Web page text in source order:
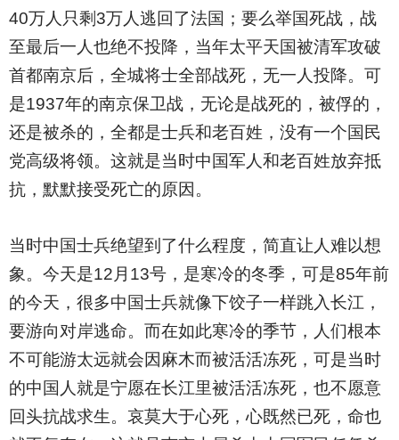
40万人只剩3万人逃回了法国；要么举国死战，战
至最后一人也绝不投降，当年太平天国被清军攻破
首都南京后，全城将士全部战死，无一人投降。可
是1937年的南京保卫战，无论是战死的，被俘的，
还是被杀的，全都是士兵和老百姓，没有一个国民
党高级将领。这就是当时中国军人和老百姓放弃抵
抗，默默接受死亡的原因。
当时中国士兵绝望到了什么程度，简直让人难以想
象。今天是12月13号，是寒冷的冬季，可是85年前
的今天，很多中国士兵就像下饺子一样跳入长江，
要游向对岸逃命。而在如此寒冷的季节，人们根本
不可能游太远就会因麻木而被活活冻死，可是当时
的中国人就是宁愿在长江里被活活冻死，也不愿意
回头抗战求生。哀莫大于心死，心既然已死，命也